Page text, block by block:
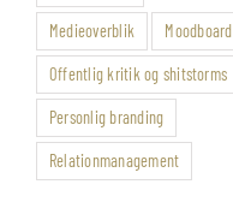
Medieoverblik Moodboard
Offentlig kritik og shitstorms
Personlig branding
Relationmanagement